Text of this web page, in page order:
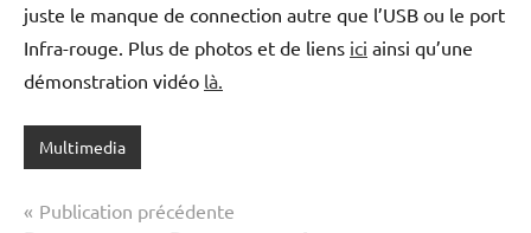
juste le manque de connection autre que l’USB ou le port
Infra-rouge. Plus de photos et de liens ici ainsi qu’une
démonstration vidéo là.
Multimedia
Navigation
Publication précédente